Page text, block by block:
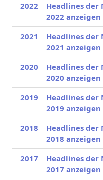
2022
Headlines der
2022 anzeigen
2021
Headlines der
2021 anzeigen
2020
Headlines der
2020 anzeigen
2019
Headlines der
2019 anzeigen
2018
Headlines der
2018 anzeigen
2017
Headlines der
2017 anzeigen